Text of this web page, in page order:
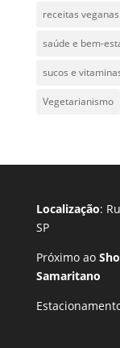
receitas veganas
saúde e bem-
sucos e
Vegetarianismo
Localização:
SP
Próximo ao
Samaritano